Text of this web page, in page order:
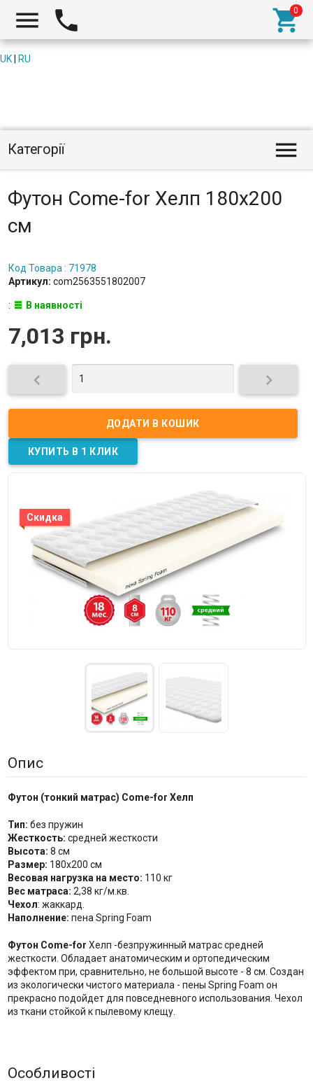
  
UK RU
Категорії 
Футон Come-for Хелп 180x200
см
Код Товара : 71978
Артикул: com2563551802007
: В наявності
7,013 грн.
 
Скидка
Опис
Футон (тонкий матрас) Come-for Хелп
Тип: без пружин
Жесткость: средней жесткости
Высота: 8 см
Размер: 180х200 см
Весовая нагрузка на место: 110 кг
Вес матраса: 2,38 кг/м.кв.
Чехол: жаккард.
Наполнение: пена Spring Foam
Футон Come-for Хелп -безпружинный матрас средней
жесткости. Обладает анатомическим и ортопедическим
эффектом при, сравнительно, не большой высоте - 8 см. Создан
из экологически чистого материала - пены Spring Foam он
прекрасно подойдет для повседневного использования. Чехол
из ткани стойкой к пылевому клещу.
Особливості